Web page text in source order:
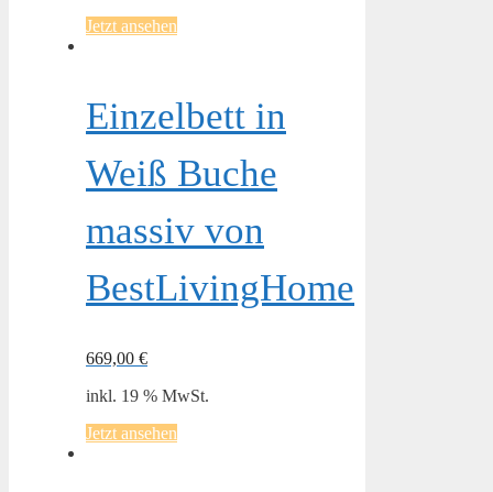
Jetzt ansehen
Einzelbett in
Weiß Buche
massiv von
BestLivingHome
669,00 €
inkl. 19 % MwSt.
Jetzt ansehen